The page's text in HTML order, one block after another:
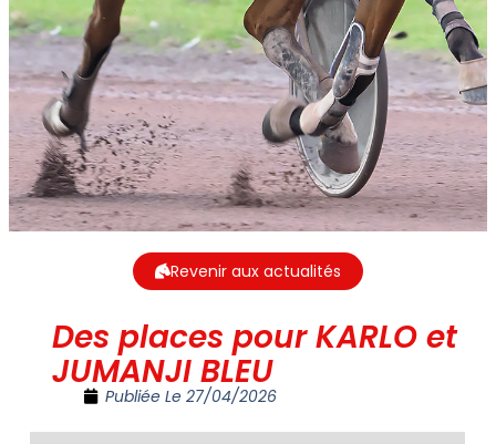
Revenir aux actualités
Des places pour KARLO et
JUMANJI BLEU
Publiée Le 27/04/2026